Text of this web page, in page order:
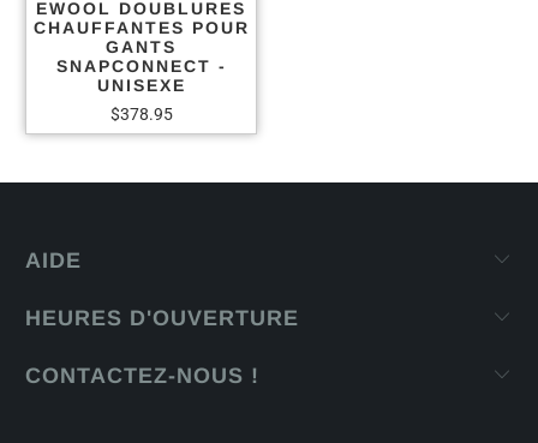
EWOOL DOUBLURES
CHAUFFANTES POUR
GANTS
SNAPCONNECT -
UNISEXE
$378.95
AIDE
HEURES D'OUVERTURE
CONTACTEZ-NOUS !